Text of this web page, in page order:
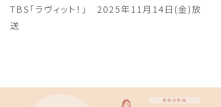
TBS「ラヴィット！」 2025年11月14日(金)放
送